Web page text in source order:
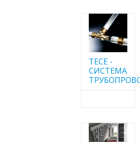
TECE -
CИСТЕМА